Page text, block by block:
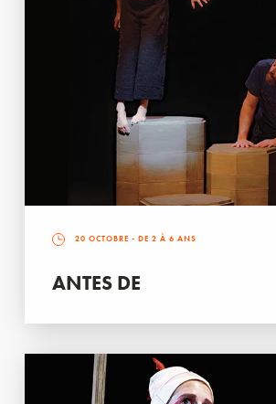
20 OCTOBRE - DE 2 À 6 ANS
ANTES DE